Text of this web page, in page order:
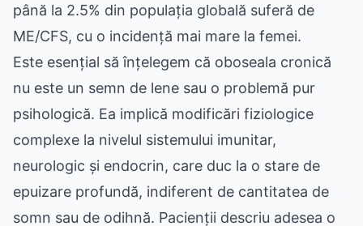
până la 2.5% din populația globală suferă de
ME/CFS, cu o incidență mai mare la femei.
Este esențial să înțelegem că oboseala cronică
nu este un semn de lene sau o problemă pur
psihologică. Ea implică modificări fiziologice
complexe la nivelul sistemului imunitar,
neurologic și endocrin, care duc la o stare de
epuizare profundă, indiferent de cantitatea de
somn sau de odihnă. Pacienții descriu adesea o